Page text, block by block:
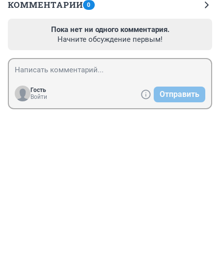
КОММЕНТАРИИ 0
Пока нет ни одного комментария.
Начните обсуждение первым!
Гость
Войти
Отправить